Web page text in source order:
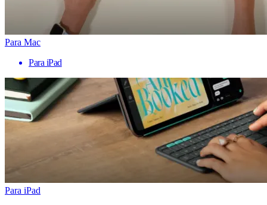
Para Mac
Para iPad
Para iPad